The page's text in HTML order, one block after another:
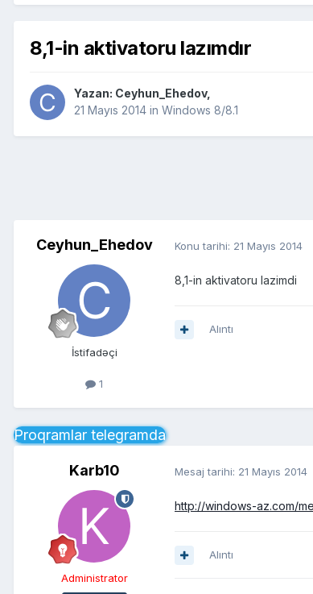
8,1-in aktivatoru lazımdır
Yazan: Ceyhun_Ehedov,
21 Mayıs 2014 in Windows 8/8.1
Ceyhun_Ehedov
İstifadəçi
1
Konu tarihi: 21 Mayıs 2014
8,1-in aktivatoru lazimdi
Alıntı
Proqramlar telegramda
Karb10
Administrator
Mesaj tarihi: 21 Mayıs 2014
http://windows-az.com/
Alıntı